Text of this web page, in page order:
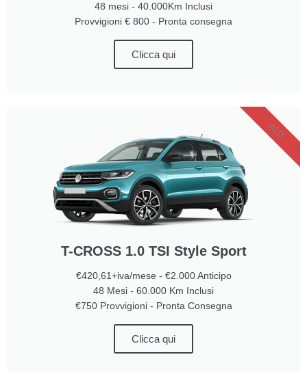
48 mesi - 40.000Km Inclusi
Provvigioni € 800 - Pronta consegna
Clicca qui
T-CROSS 1.0 TSI Style Sport
€420,61+iva/mese - €2.000 Anticipo
48 Mesi - 60.000 Km Inclusi
€750 Provvigioni - Pronta Consegna
Clicca qui
ALD